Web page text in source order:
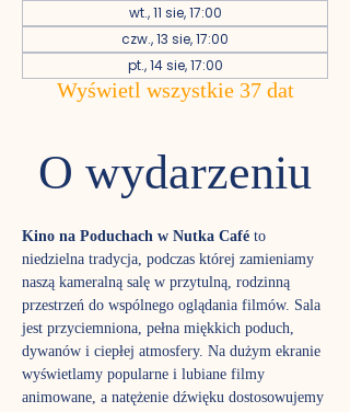
wt., 11 sie, 17:00
czw., 13 sie, 17:00
pt., 14 sie, 17:00
Wyświetl wszystkie 37 dat
O wydarzeniu
Kino na Poduchach w Nutka Café to
niedzielna tradycja, podczas której zamieniamy
naszą kameralną salę w przytulną, rodzinną
przestrzeń do wspólnego oglądania filmów. Sala
jest przyciemniona, pełna miękkich poduch,
dywanów i ciepłej atmosfery. Na dużym ekranie
wyświetlamy popularne i lubiane filmy
animowane, a natężenie dźwięku dostosowujemy